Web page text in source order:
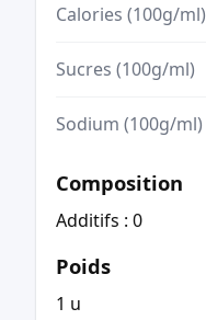
Calories (100g/ml)
Sucres (100g/ml)
Sodium (100g/ml)
Composition
Additifs : 0
Poids
1 u